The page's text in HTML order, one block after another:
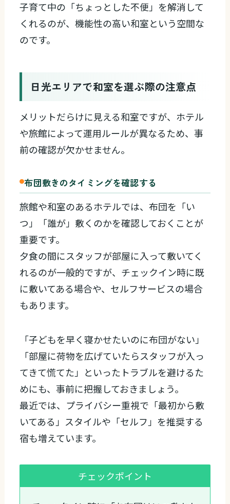
子育て中の「ちょっとした不便」を解消して
くれるのが、機能性の高い和室という空間な
のです。
日光エリアで和室を選ぶ際の注意点
メリットだらけに見える和室ですが、ホテル
や旅館によって運用ルールが異なるため、事
前の確認が欠かせません。
布団敷きのタイミングを確認する
旅館や和室のあるホテルでは、布団を「い
つ」「誰が」敷くのかを確認しておくことが
重要です。
夕食の間にスタッフが部屋に入って敷いてく
れるのが一般的ですが、チェックイン時に既
に敷いてある場合や、セルフサービスの場合
もあります。
「子どもを早く寝かせたいのに布団がない」
「部屋に荷物を広げていたらスタッフが入っ
てきて慌てた」といったトラブルを避けるた
めにも、事前に把握しておきましょう。
最近では、プライバシー重視で「最初から敷
いてある」スタイルや「セルフ」を推奨する
宿も増えています。
チェックポイント